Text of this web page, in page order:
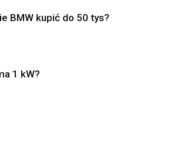
BMW kupić do 50 tys?
1 kW?